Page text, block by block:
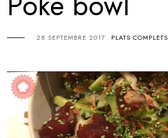
28 SEPTEMBRE 2017 PLATS COMPLETS